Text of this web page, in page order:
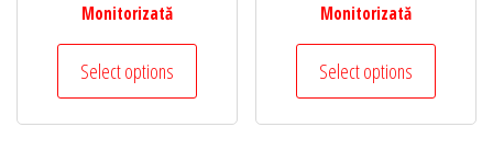
Monitorizată
Select options
Monitorizată
Select options